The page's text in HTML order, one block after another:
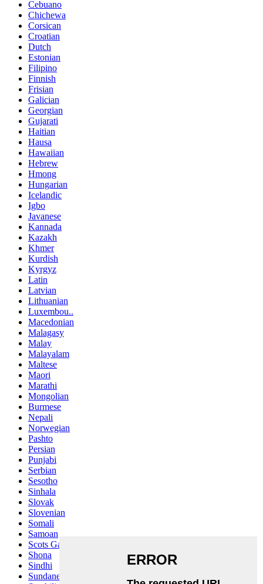
Cebuano
Chichewa
Corsican
Croatian
Dutch
Estonian
Filipino
Finnish
Frisian
Galician
Georgian
Gujarati
Haitian
Hausa
Hawaiian
Hebrew
Hmong
Hungarian
Icelandic
Igbo
Javanese
Kannada
Kazakh
Khmer
Kurdish
Kyrgyz
Latin
Latvian
Lithuanian
Luxembou..
Macedonian
Malagasy
Malay
Malayalam
Maltese
Maori
Marathi
Mongolian
Burmese
Nepali
Norwegian
Pashto
Persian
Punjabi
Serbian
Sesotho
Sinhala
Slovak
Slovenian
Somali
Samoan
Scots Gaelic
Shona
Sindhi
Sundanese